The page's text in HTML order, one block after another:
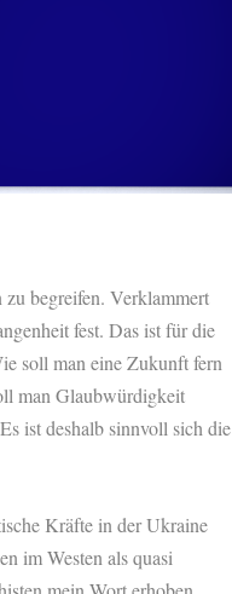
begreifen. Verklammert
fest. Das ist für die
soll man eine Zukunft fern
man Glaubwürdigkeit
ist deshalb sinnvoll sich die
Kräfte in der Ukraine
im Westen als quasi